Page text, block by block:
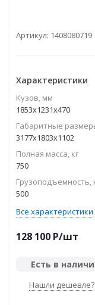
Артикул: 1408080719
Характеристики
Кузов, мм
1853x1231x470
Габаритные
3177х1803х1102
Полная масса, кг
750
Грузоподъемность,
500
Все характеристики
128 100 P/шт
Есть в
Нашли дешевле?